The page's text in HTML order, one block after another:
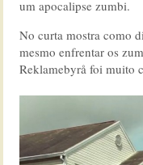
um apocalipse zumbi.
No curta mostra como
mesmo enfrentar os
Reklamebyrå foi muito